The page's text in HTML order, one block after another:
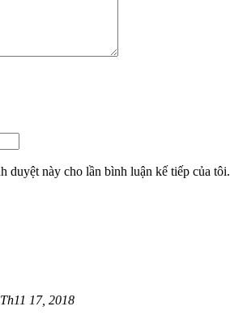
duyệt này cho lần bình luận kế tiếp của tôi.
Th11 17, 2018